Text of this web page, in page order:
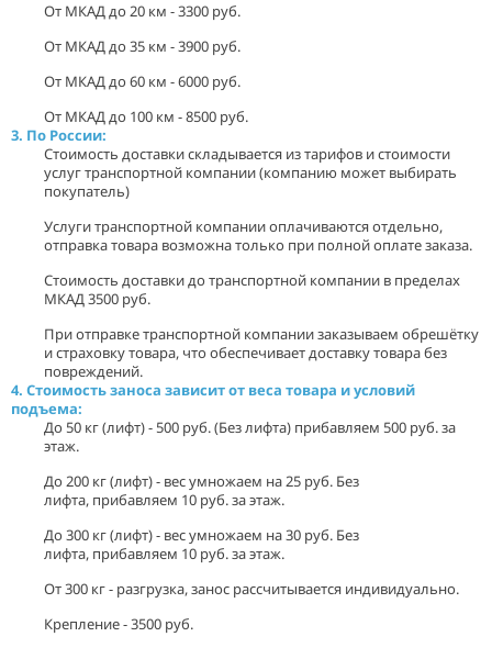
От МКАД до 20 км - 3300 руб.
От МКАД до 35 км - 3900 руб.
От МКАД до 60 км - 6000 руб.
От МКАД до 100 км - 8500 руб.
3. По России:
Стоимость доставки складывается из тарифов и стоимости
услуг транспортной компании (компанию может выбирать
покупатель)
Услуги транспортной компании оплачиваются отдельно,
отправка товара возможна только при полной оплате заказа.
Стоимость доставки до транспортной компании в пределах
МКАД 3500 руб.
При отправке транспортной компании заказываем обрешётку
и страховку товара, что обеспечивает доставку товара без
повреждений.
4. Стоимость заноса зависит от веса товара и условий
подъема:
До 50 кг (лифт) - 500 руб. (Без лифта) прибавляем 500 руб. за
этаж.
До 200 кг (лифт) - вес умножаем на 25 руб. Без
лифта, прибавляем 10 руб. за этаж.
До 300 кг (лифт) - вес умножаем на 30 руб. Без
лифта, прибавляем 10 руб. за этаж.
От 300 кг - разгрузка, занос рассчитывается индивидуально.
Крепление - 3500 руб.